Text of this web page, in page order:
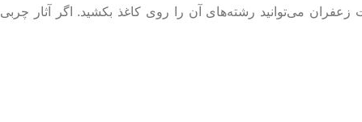
می‌توانید رشته‌های آن را روی کاغذ بکشید. اگر آثار چربی